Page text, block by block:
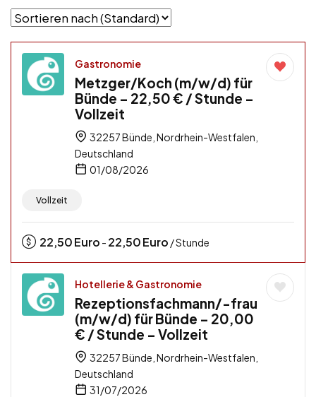
Gastronomie
Metzger/Koch (m/w/d) für
Bünde – 22,50 € / Stunde –
Vollzeit
32257 Bünde, Nordrhein-Westfalen,
Deutschland
01/08/2026
Vollzeit
22,50Euro - 22,50Euro / Stunde
Hotellerie & Gastronomie
Rezeptionsfachmann/-frau
(m/w/d) für Bünde – 20,00
€ / Stunde – Vollzeit
32257 Bünde, Nordrhein-Westfalen,
Deutschland
31/07/2026